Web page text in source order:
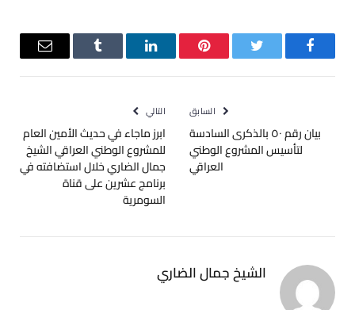
فيسبوك تويتر بينتيريستلينكدإن Tumblr
البريد
السابق
بيان رقم ٥٠ بالذكرى السادسة
لتأسيس المشروع الوطني
العراقي
التالي
ابرز ماجاء في حديث الأمين العام
للمشروع الوطني العراقي الشيخ
جمال الضاري خلال استضافته في
برنامج عشرين على قناة
السومرية
الشيخ جمال الضاري